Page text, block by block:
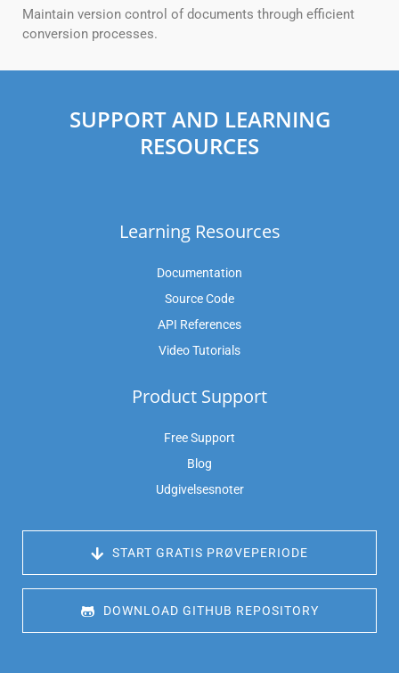
Maintain version control of documents through efficient
conversion processes.
SUPPORT AND LEARNING
RESOURCES
Learning Resources
Documentation
Source Code
API References
Video Tutorials
Product Support
Free Support
Blog
Udgivelsesnoter
START GRATIS PRØVEPERIODE
DOWNLOAD GITHUB REPOSITORY